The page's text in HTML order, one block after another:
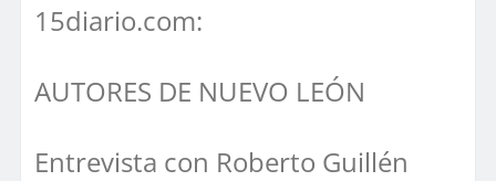
15diario.com:
AUTORES DE NUEVO LEÓN
Entrevista con Roberto Guillén